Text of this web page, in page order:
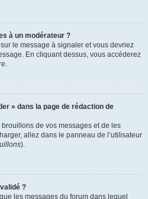
à un modérateur ?
le message à signaler et vous devriez
En cliquant dessus, vous accéderez
» dans la page de rédaction de
de vos messages et de les
allez dans le panneau de l’utilisateur
).
?
les messages du forum dans lequel